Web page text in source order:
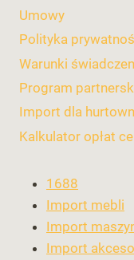
Umowy
Polityka
Warunki
Program
Import dla
Kalkulator opłat
1688
Import mebli
Import
Import